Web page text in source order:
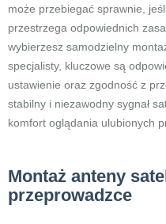
może przebiegać sprawnie,
przestrzega odpowiednich
wybierzesz samodzielny
specjalisty, kluczowe są
ustawienie oraz zgodność z
stabilny i niezawodny sygnał
komfort oglądania ulubionych
Montaż anteny
przeprowadzce